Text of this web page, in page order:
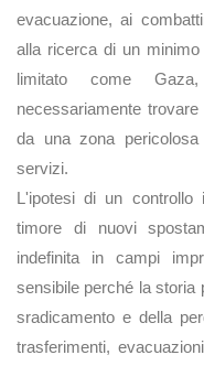
evacuazione, ai
alla ricerca di un
limitato come
necessariamente
da una zona
servizi.
L'ipotesi di un controllo
timore di nuovi
indefinita in campi
sensibile perché la storia
sradicamento e della
trasferimenti,